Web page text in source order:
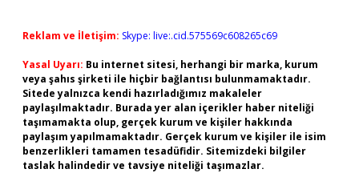
Reklam ve İletişim: Skype: live:.cid.575569c608265c69
Yasal Uyarı: Bu internet sitesi, herhangi bir marka, kurum
veya şahıs şirketi ile hiçbir bağlantısı bulunmamaktadır.
Sitede yalnızca kendi hazırladığımız makaleler
paylaşılmaktadır. Burada yer alan içerikler haber niteliği
taşımamakta olup, gerçek kurum ve kişiler hakkında
paylaşım yapılmamaktadır. Gerçek kurum ve kişiler ile isim
benzerlikleri tamamen tesadüfidir. Sitemizdeki bilgiler
taslak halindedir ve tavsiye niteliği taşımazlar.